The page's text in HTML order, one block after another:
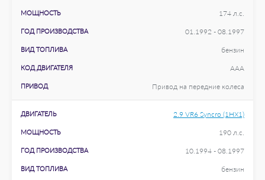
МОЩНОСТЬ 174 л.с.
ГОД ПРОИЗВОДСТВА 01.1992 - 08.1997
ВИД ТОПЛИВА бензин
КОД ДВИГАТЕЛЯ AAA
ПРИВОД Привод на передние колеса
ДВИГАТЕЛЬ 2.9 VR6 Syncro (1HX1)
МОЩНОСТЬ 190 л.с.
ГОД ПРОИЗВОДСТВА 10.1994 - 08.1997
ВИД ТОПЛИВА бензин